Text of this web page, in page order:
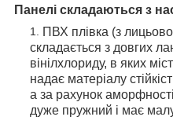
Панелі складаються з
ПВХ плівка (з
складається з довгих
вінілхлориду, в яких
надає матеріалу
а за рахунок
дуже пружний і має